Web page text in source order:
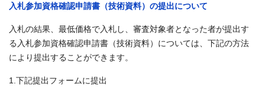
入札参加資格確認申請書（技術資料）の提出について
入札の結果、最低価格で入札し、審査対象者となった者が提出す
る入札参加資格確認申請書（技術資料）については、下記の方法
により提出することができます。
1.下記提出フォームに提出